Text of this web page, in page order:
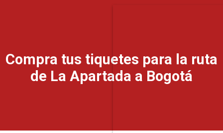
Compra tus tiquetes para la ruta
de La Apartada a Bogotá